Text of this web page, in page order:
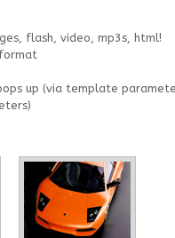
flash, video, mp3s, html!
up (via template